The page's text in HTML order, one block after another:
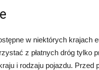
w niektórych krajach
z płatnych dróg tylko
i rodzaju pojazdu.